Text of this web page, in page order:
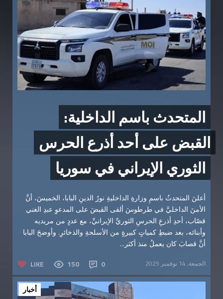
المتحدث باسم الداخلية:
القبض على أحد أذرع الحرس
الثوري الإيراني في سوريا
أعلنَ المتحدثُ باسمِ وزارةِ الداخليةِ نورُ الدينِ البابا، الخميسَ، أنَّ
الأمنَ الداخليَّ في طرطوسَ ألقى القبضَ على المدعوِ عبدِ الغني
قصّاب، أحدِ أذرعِ الحرسِ الثوريِّ الإيرانيِّ، مع عددٍ من مريديه
وأبنائه، بعد ضبطِ كمياتٍ كبيرةٍ من الأسلحةِ والذخائرِ. وأوضحَ البابا
أنَّ قصابَ كان يعملُ منذ أكثر...
LIKE 150 0 الجمعة, 14 نوفمبر 2025
أخبار